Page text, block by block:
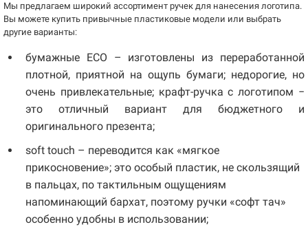
Мы предлагаем широкий ассортимент ручек для нанесения логотипа.
Вы можете купить привычные пластиковые модели или выбрать
другие варианты:
бумажные ECO – изготовлены из переработанной
плотной, приятной на ощупь бумаги; недорогие, но
очень привлекательные; крафт-ручка с логотипом −
это отличный вариант для бюджетного и
оригинального презента;
soft touch – переводится как «мягкое
прикосновение»; это особый пластик, не скользящий
в пальцах, по тактильным ощущениям
напоминающий бархат, поэтому ручки «софт тач»
особенно удобны в использовании;